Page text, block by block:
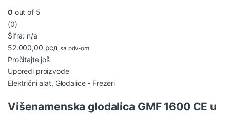
0 out of 5
(0)
Šifra: n/a
52.000,00 рсд sa pdv-om
Pročitajte još
Uporedi proizvode
Električni alat, Glodalice - Frezeri
Višenamenska glodalica GMF 1600 CE u